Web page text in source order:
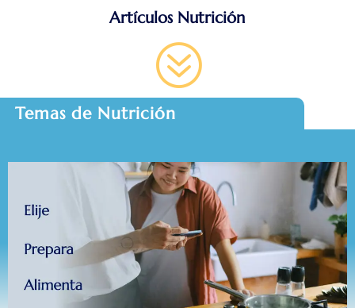
Artículos Nutrición
?
Temas de Nutrición